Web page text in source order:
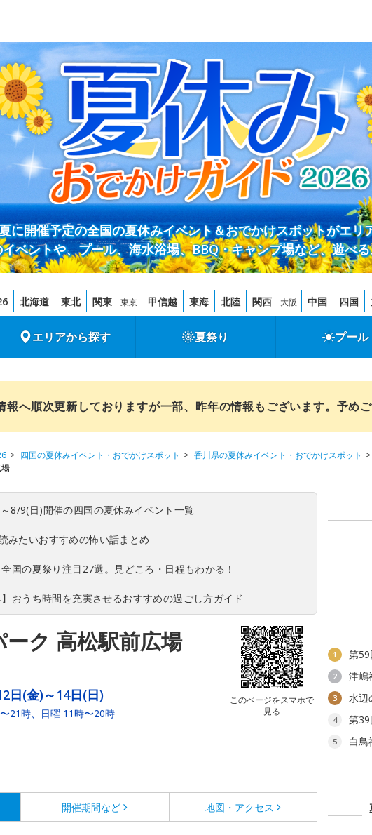
に開催予定の全国の夏休みイベント＆おでかけスポットがエリ
ベントや、プール、海水浴場、BBQ・キャンプ場など、遊べ
北海道 東北 関東 東京 甲信越 東海 北陸 関西 大阪 中国 四国
エリアから探す 夏祭り プール
報へ順次更新しておりますが一部、昨年の情報もございます。予めご
四国の夏休みイベント・おでかけスポット 香川県の夏休みイベント・おでかけスポット
8/9(日)開催の四国の夏休みイベント一覧
みたいおすすめの怖い話まとめ
全国の夏祭り注目27選。見どころ・日程もわかる！
】おうち時間を充実させるおすすめの過ごし方ガイド
ク 高松駅前広場
このページをスマホで
見る
日(金)～14日(日)
21時、日曜 11時〜20時
開催期間など 地図・アクセス
1 第
2 津嶋
3 水辺
4 第
5
白鳥